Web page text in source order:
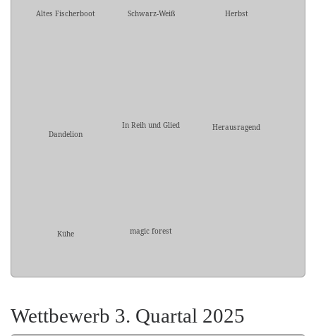
Altes Fischerboot Schwarz-Weiß Herbst
Dandelion
In Reih und Glied Herausragend
Kühe magic forest
Wettbewerb 3. Quartal 2025